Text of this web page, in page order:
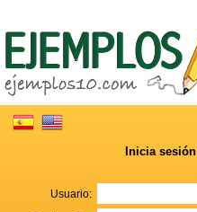
Inicia sesión
Usuario: